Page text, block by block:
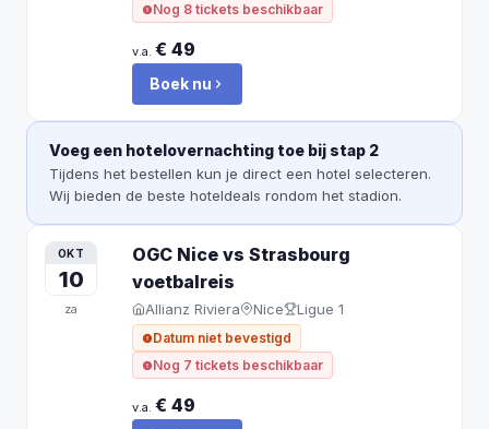
Nog 8 tickets beschikbaar
v.a. € 49
Boek nu
Voeg een hotelovernachting toe bij stap 2
Tijdens het bestellen kun je direct een hotel selecteren.
Wij bieden de beste hoteldeals rondom het stadion.
OKT
10
za
OGC Nice vs Strasbourg
voetbalreis
Allianz Riviera Nice Ligue 1
Datum niet bevestigd
Nog 7 tickets beschikbaar
v.a. € 49